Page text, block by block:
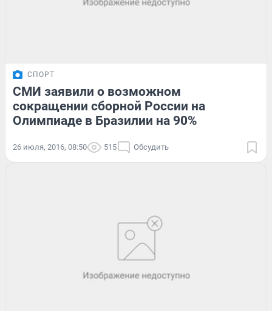
СПОРТ
СМИ заявили о возможном
сокращении сборной России на
Олимпиаде в Бразилии на 90%
26 июля, 2016, 08:50 515 Обсудить